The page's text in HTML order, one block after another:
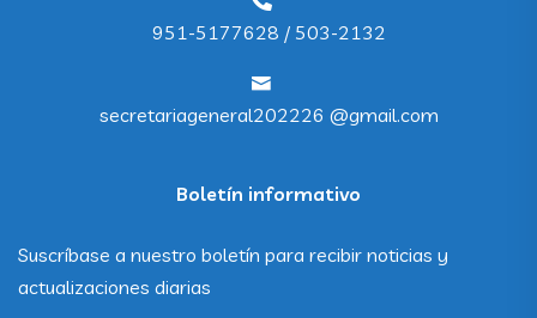
951-5177628 / 503-2132
secretariageneral202226 @gmail.com
Boletín informativo
Suscríbase a nuestro boletín para recibir noticias y
actualizaciones diarias